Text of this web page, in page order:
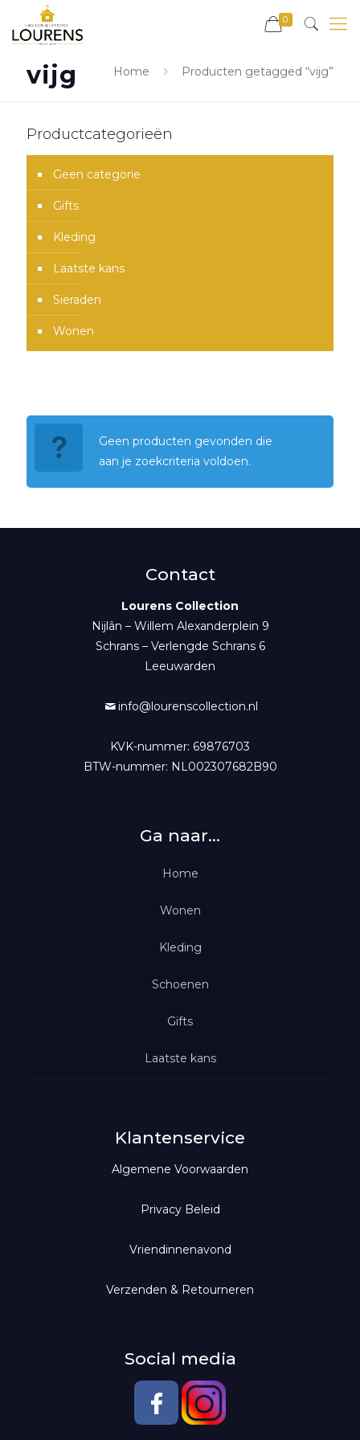
0
vijg Home Producten getagged “vijg”
Productcategorieën
Geen categorie
Gifts
Kleding
Laatste kans
Sieraden
Wonen
Geen producten gevonden die
aan je zoekcriteria voldoen.
Contact
Lourens Collection
Nijlân – Willem Alexanderplein 9
Schrans – Verlengde Schrans 6
Leeuwarden
info@lourenscollection.nl
KVK-nummer: 69876703
BTW-nummer: NL002307682B90
Ga naar…
Home
Wonen
Woondecoratie
Verlichting
Wasparfum
Kaarsen & geuren
Scentchips
Geurdiffusers
Geurolie voor diffuser
Scentlamp
Kleding
Truien
Vesten
Shirts
Tops
Jurken
Jeans
Broeken
Leggings
Jassen
Schoenen
Gifts
Geurolie met tekst
Cadeaubon
Laatste kans
Klantenservice
Algemene Voorwaarden
Privacy Beleid
Vriendinnenavond
Verzenden & Retourneren
Social media